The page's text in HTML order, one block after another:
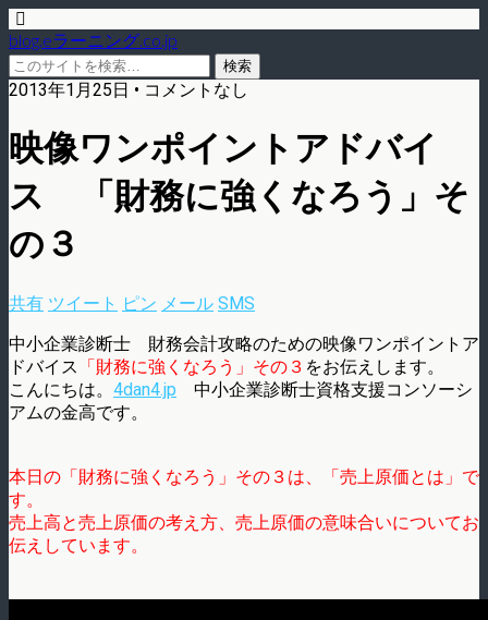
blog.eラーニング.co.jp
2013年1月25日 • コメントなし
映像ワンポイントアドバイ
ス 「財務に強くなろう」そ
の３
共有 ツイート ピン メール SMS
中小企業診断士 財務会計攻略のための映像ワンポイントア
ドバイス 「財務に強くなろう」その３ をお伝えします。
こんにちは。 4dan4.jp 中小企業診断士資格支援コンソーシ
アムの金高です。
本日の「財務に強くなろう」その３は、「売上原価とは」で
す。
売上高と売上原価の考え方、売上原価の意味合いについてお
伝えしています。